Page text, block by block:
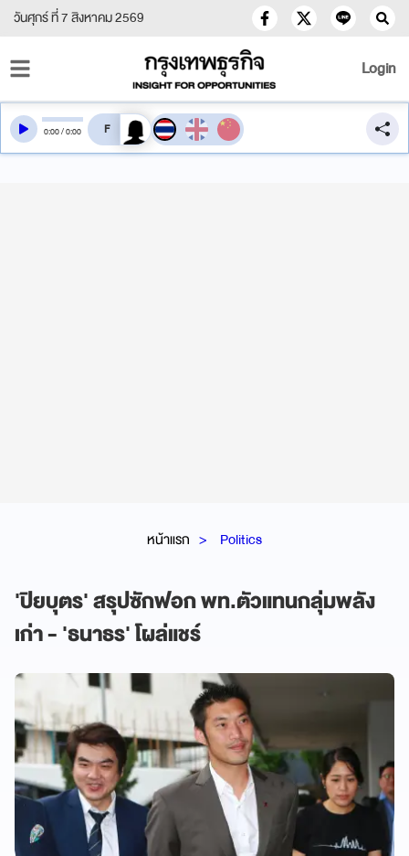
วันศุกร์ ที่ 7 สิงหาคม 2569
Login
หน้าแรก Politics
'ปิยบุตร' สรุปซักฟอก พท.ตัวแทนกลุ่มพลัง
เก่า - 'ธนาธร' โผล่แชร์
0:00/0:00 สลับเสียงอ่าน